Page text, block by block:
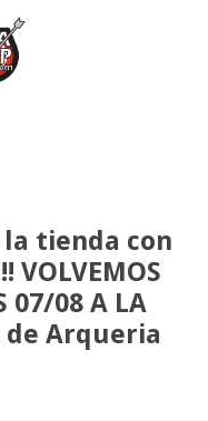
la tienda con
07/08 A LA
de Arqueria